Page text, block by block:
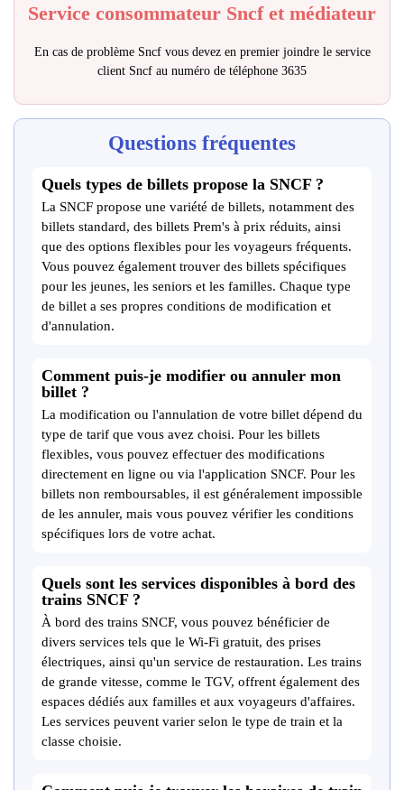
Service consommateur Sncf et médiateur
En cas de problème Sncf vous devez en premier joindre le service
client Sncf au numéro de téléphone 3635
Questions fréquentes
Quels types de billets propose la SNCF ?
La SNCF propose une variété de billets, notamment des
billets standard, des billets Prem's à prix réduits, ainsi
que des options flexibles pour les voyageurs fréquents.
Vous pouvez également trouver des billets spécifiques
pour les jeunes, les seniors et les familles. Chaque type
de billet a ses propres conditions de modification et
d'annulation.
Comment puis-je modifier ou annuler mon
billet ?
La modification ou l'annulation de votre billet dépend du
type de tarif que vous avez choisi. Pour les billets
flexibles, vous pouvez effectuer des modifications
directement en ligne ou via l'application SNCF. Pour les
billets non remboursables, il est généralement impossible
de les annuler, mais vous pouvez vérifier les conditions
spécifiques lors de votre achat.
Quels sont les services disponibles à bord des
trains SNCF ?
À bord des trains SNCF, vous pouvez bénéficier de
divers services tels que le Wi-Fi gratuit, des prises
électriques, ainsi qu'un service de restauration. Les trains
de grande vitesse, comme le TGV, offrent également des
espaces dédiés aux familles et aux voyageurs d'affaires.
Les services peuvent varier selon le type de train et la
classe choisie.